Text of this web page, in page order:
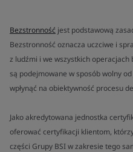
Bezstronność jest podstawową
Bezstronność oznacza uczciwe i
z ludźmi i we wszystkich operacjach
są podejmowane w sposób wolny
wpłynąć na obiektywność procesu
Jako akredytowana jednostka
oferować certyfikacji klientom,
części Grupy BSI w zakresie tego